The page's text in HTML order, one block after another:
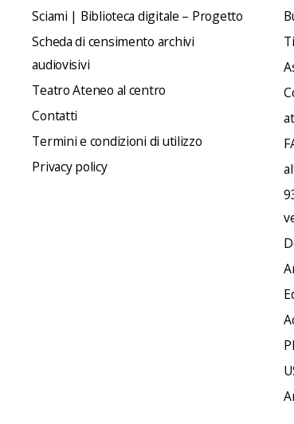
Sciami | Biblioteca digitale – Progetto
Scheda di censimento archivi
audiovisivi
Teatro Ateneo al centro
Contatti
Termini e condizioni di utilizzo
Privacy policy